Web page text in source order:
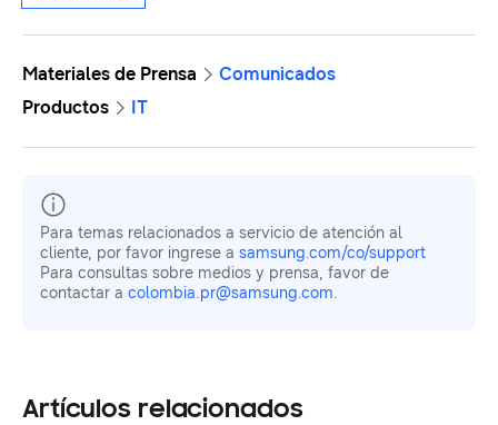
Materiales de Prensa
Comunicados
Productos
IT
Para temas relacionados a servicio de atención al
cliente, por favor ingrese a samsung.com/co/support
Para consultas sobre medios y prensa, favor de
contactar a colombia.pr@samsung.com.
Artículos relacionados